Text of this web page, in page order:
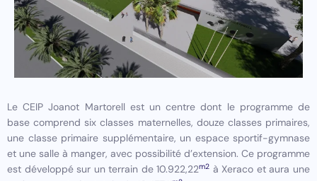
Le CEIP Joanot Martorell est un centre dont le programme de
base comprend six classes maternelles, douze classes primaires,
une classe primaire supplémentaire, un espace sportif-gymnase
et une salle à manger, avec possibilité d’extension. Ce programme
est développé sur un terrain de 10.922,22m2 à Xeraco et aura une